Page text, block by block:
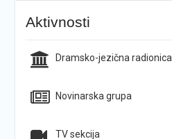
Aktivnosti
Dramsko-jezična radionica
Novinarska grupa
TV sekcija